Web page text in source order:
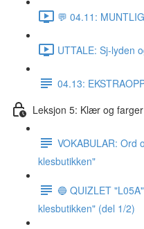
💬 04.11:
UTTALE: Sj-lyden
04.13:
Leksjon 5: Klær og
VOKABULAR: Ord
klesbutikken"
🔵 QUIZLET
klesbutikken" (del 1/2)